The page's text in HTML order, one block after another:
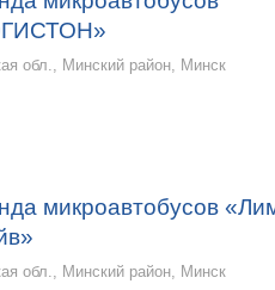
обл., Минский район, Минск
микроавтобусов
обл., Минский район, Минск